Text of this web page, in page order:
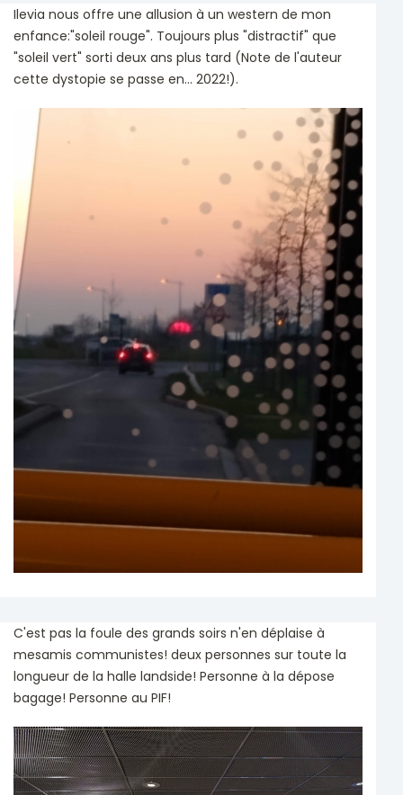
Ilevia nous offre une allusion à un western de mon
enfance:"soleil rouge". Toujours plus "distractif" que
"soleil vert" sorti deux ans plus tard (Note de l'auteur
cette dystopie se passe en... 2022!).
C'est pas la foule des grands soirs n'en déplaise à
mesamis communistes! deux personnes sur toute la
longueur de la halle landside! Personne à la dépose
bagage! Personne au PIF!